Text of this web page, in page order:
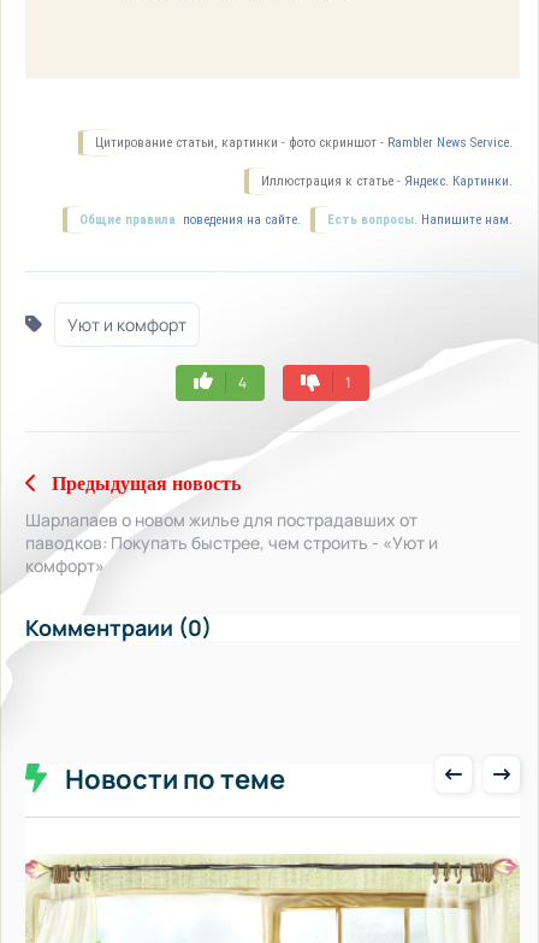
Цитирование статьи, картинки - фото скриншот - Rambler News Service.
Иллюстрация к статье - Яндекс. Картинки.
Есть вопросы. Напишите нам.
Общие правила поведения на сайте.
Уют и комфорт
4 1
Предыдущая новость
Шарлапаев о новом жилье для пострадавших от
паводков: Покупать быстрее, чем строить - «Уют и
комфорт»
Комментраии (0)
Новости по теме